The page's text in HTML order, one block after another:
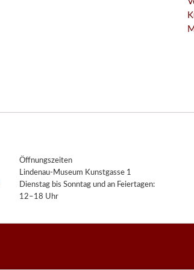
Öffnungszeiten
Lindenau-Museum Kunstgasse 1
Dienstag bis Sonntag und an Feiertagen:
12–18 Uhr